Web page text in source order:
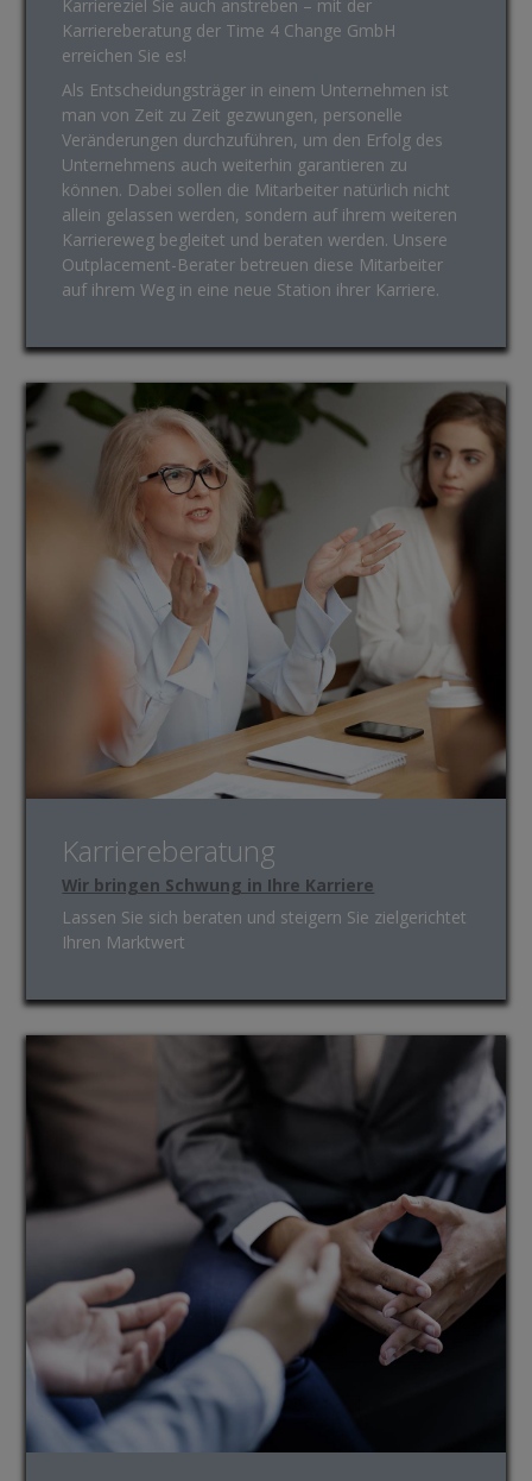
Karriereziel Sie auch anstreben – mit der
Karriereberatung der Time 4 Change GmbH
erreichen Sie es!
Als Entscheidungsträger in einem Unternehmen ist
man von Zeit zu Zeit gezwungen, personelle
Veränderungen durchzuführen, um den Erfolg des
Unternehmens auch weiterhin garantieren zu
können. Dabei sollen die Mitarbeiter natürlich nicht
allein gelassen werden, sondern auf ihrem weiteren
Karriereweg begleitet und beraten werden. Unsere
Outplacement-Berater betreuen diese Mitarbeiter
auf ihrem Weg in eine neue Station ihrer Karriere.
Karriereberatung
Wir bringen Schwung in Ihre Karriere
Lassen Sie sich beraten und steigern Sie zielgerichtet
Ihren Marktwert